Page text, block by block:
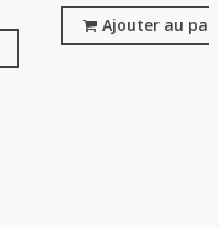
Ajouter au